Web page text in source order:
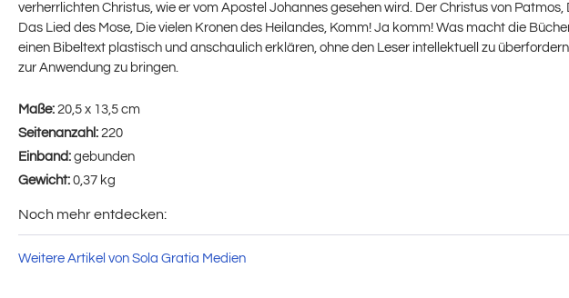
verherrlichten Christus, wie er vom Apostel Johannes gesehen wird. Der Christus von
Das Lied des Mose, Die vielen Kronen des Heilandes, Komm! Ja komm! Was macht die
einen Bibeltext plastisch und anschaulich erklären, ohne den Leser intellektuell zu
zur Anwendung zu bringen.
Maße: 20,5 x 13,5 cm
Seitenanzahl: 220
Einband: gebunden
Gewicht: 0,37 kg
Noch mehr entdecken:
Weitere Artikel von Sola Gratia Medien